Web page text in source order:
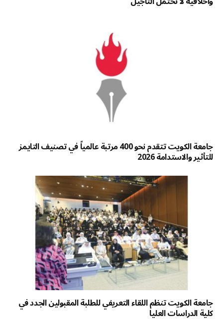
جامعة الكويت تتقدم نحو 400 مرتبة عالمياً في تصنيف التايمز
للتأثير والاستدامة 2026
جامعة الكويت تنظم اللقاء التعريفي للطلبة المقبولين الجدد في
كلية الدراسات العليا